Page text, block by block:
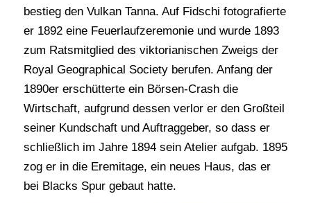
bestieg den Vulkan Tanna. Auf Fidschi fotografierte
er 1892 eine Feuerlaufzeremonie und wurde 1893
zum Ratsmitglied des viktorianischen Zweigs der
Royal Geographical Society berufen. Anfang der
1890er erschütterte ein Börsen-Crash die
Wirtschaft, aufgrund dessen verlor er den Großteil
seiner Kundschaft und Auftraggeber, so dass er
schließlich im Jahre 1894 sein Atelier aufgab. 1895
zog er in die Eremitage, ein neues Haus, das er
bei Blacks Spur gebaut hatte.